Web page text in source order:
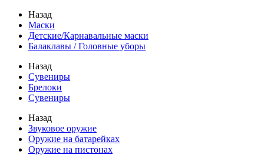
Назад
Маски
Детские/Карнавальные маски
Балаклавы / Головные уборы
Назад
Сувениры
Брелоки
Сувениры
Назад
Звуковое оружие
Оружие на батарейках
Оружие на пистонах